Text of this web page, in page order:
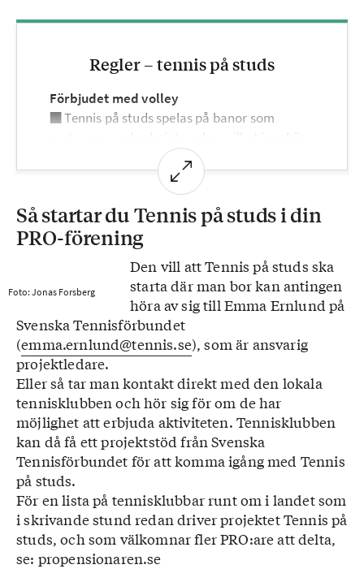
Regler – tennis på studs
Förbjudet med volley
■ Tennis på studs spelas på banor som
motsvarar en badmintonplan, vilket innebär
att varje tennisbana kan delas in i fyra banor
och därmed utnyttjas av 16 spelare
■ Bollen är gjord av skumgummi och får inte
samma fart som en vanlig tennisboll. Det är
inte tillåtet att ta bollen på volley (utan
studs). Bollen måste studsa en eller två
gånger innan det är tillåtet att slå den över
på motståndarnas planhalva.
■ Den som servar måste låta bollen studsa i
marken innan den slås över till
motståndarna.
■ Även poängräkningen är annorlunda – och
enklare – jämfört med vanlig tennis. Först till
elva poäng vinner. Men man måste vinna med
minst två bollar för att räkna hem en seger.
Så startar du Tennis på studs i din
PRO-förening
Foto: Jonas Forsberg
Den vill att Tennis på studs ska
starta där man bor kan antingen
höra av sig till Emma Ernlund på
Svenska Tennisförbundet
(emma.ernlund@tennis.se), som är ansvarig
projektledare.
Eller så tar man kontakt direkt med den lokala
tennisklubben och hör sig för om de har
möjlighet att erbjuda aktiviteten. Tennisklubben
kan då få ett projektstöd från Svenska
Tennisförbundet för att komma igång med Tennis
på studs.
För en lista på tennisklubbar runt om i landet som
i skrivande stund redan driver projektet Tennis på
studs, och som välkomnar fler PRO:are att delta,
se: propensionaren.se